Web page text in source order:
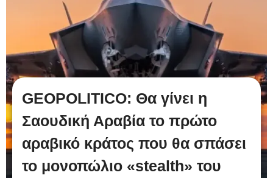
GEOPOLITICO: Θα γίνει η
Σαουδική Αραβία το πρώτο
αραβικό κράτος που θα σπάσει
το μονοπώλιο «stealth» του